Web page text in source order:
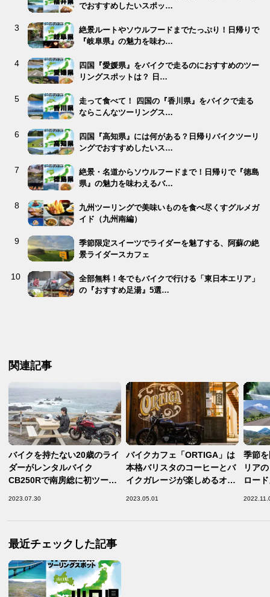
でおすすめしたいスポッ…
絶景ルートやソウルフードまでたっぷり！日帰りで
『岐阜県』の魅力を味わ…
四国『愛媛県』をバイクで走るのにおすすめのツー
リングスポットは？ 日…
走って食べて！ 四国の『香川県』をバイクで走る
ならこんなツーリングス…
四国『高知県』には何がある？日帰りバイクツーリ
ングでおすすめしたいス…
絶景・名道からソウルフードまで！日帰りで『徳島
県』の魅力を味わえるバ…
九州ツーリングで美味いものを食べ尽くすグルメガ
イド（九州南編）
季節限定スイーツでライダーを魅了する、阿蘇の絶
景ライダースカフェ
全部無料！冬でもバイクで行ける「東日本エリア」
の『おすすめ足湯』5選…
関連記事
バイクを持たない20歳のライ
ダーがレンタルバイク
CB250Rで南房総に初ツーリ
2023.07.30
バイクカフェ「ORTIGA」は
本格バリスタのコーヒーとバ
イクガレージが楽しめるオセ
2023.05.01
季節
リア
ロー
最近チェックした記事